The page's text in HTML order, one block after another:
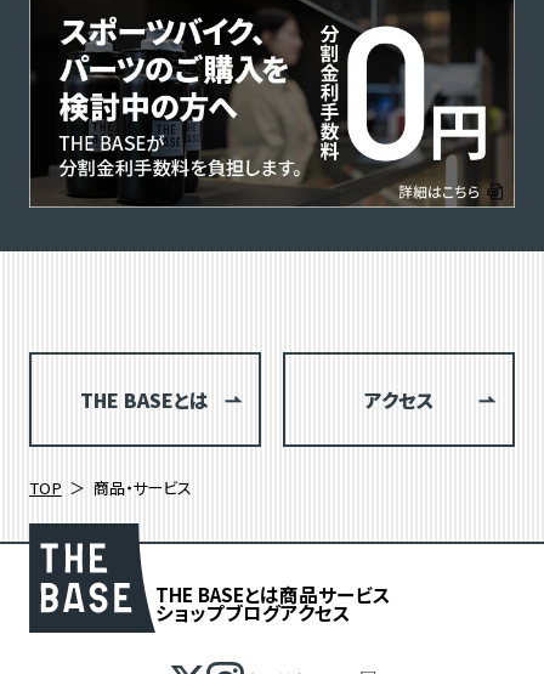
THE BASEとは アクセス
TOP 商品・サービス
THE BASEとは商品サービス
ショップブログアクセス